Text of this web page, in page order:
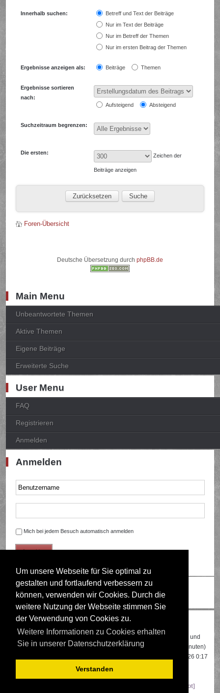
Um unsere Webseite für Sie optimal zu
gestalten und fortlaufend verbessern zu
können, verwenden wir Cookies. Durch die
weitere Nutzung der Webseite stimmen Sie
der Verwendung von Cookies zu.
Weitere Informationen zu Cookies erhalten
Sie in unserer Datenschutzerklärung
Verstanden
Innerhalb suchen:
Betreff und Text der Beiträge
Nur im Text der Beiträge
Nur im Betreff der Themen
Nur im ersten Beitrag der Themen
Ergebnisse anzeigen als: Beiträge Themen
Ergebnisse sortieren
nach:
Aufsteigend
Absteigend
Suchzeitraum begrenzen:
Die ersten:
Zeichen der
Beiträge anzeigen
Foren-Übersicht
Deutsche Übersetzung durch phpBB.de
Main Menu
Unbeantwortete Themen
Aktive Themen
Eigene Beiträge
Erweiterte Suche
User Menu
FAQ
Registrieren
Anmelden
Anmelden
Mich bei jedem Besuch automatisch anmelden
Ändere Schriftgröße
Wer ist online?
Insgesamt sind636Besucher online: 3 registrierte, 0 unsichtbare und
633 Gäste (basierend auf den aktiven Besuchern der letzten 5 Minuten)
Besuchern, die am 13.04.2026 0:17
gleichzeitig online waren.
Majestic-12 [Bot]